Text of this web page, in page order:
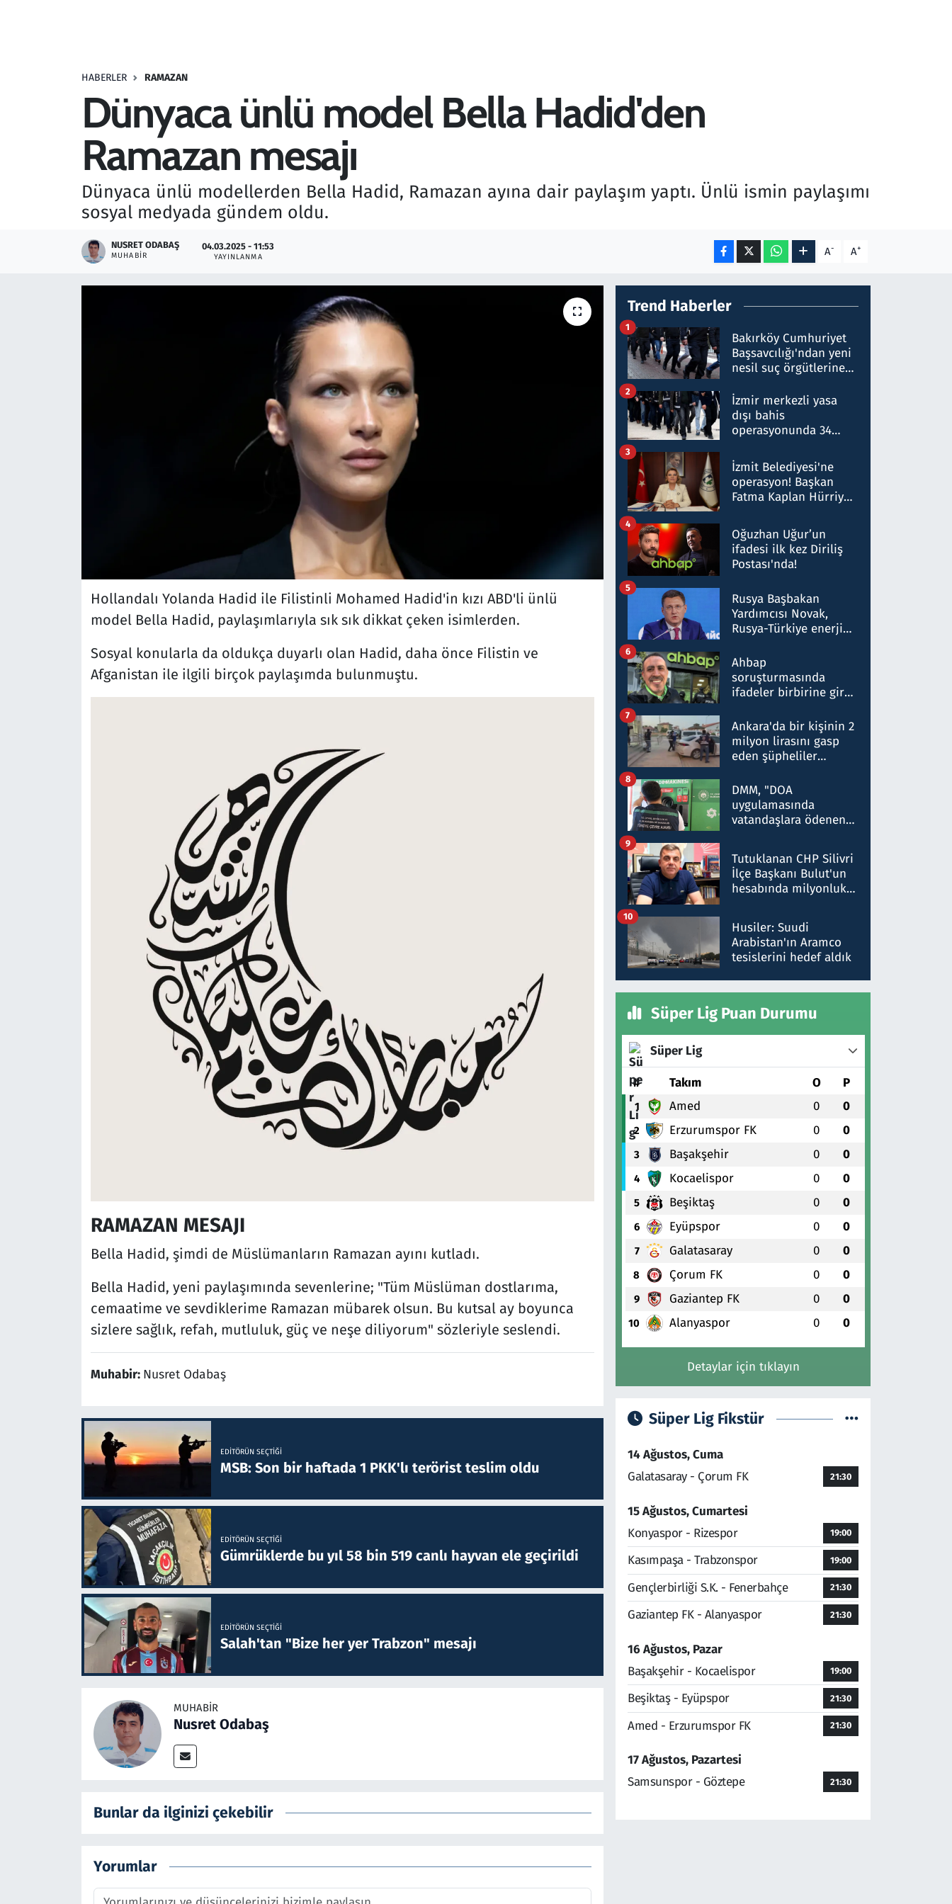
HABERLER RAMAZAN
Dünyaca ünlü model Bella Hadid'den
Ramazan mesajı
Dünyaca ünlü modellerden Bella Hadid, Ramazan ayına dair paylaşım yaptı. Ünlü ismin paylaşımı
sosyal medyada gündem oldu.
NUSRET ODABAŞ
MUHABIR
04.03.2025 - 11:53
YAYINLANMA A- A+
Hollandalı Yolanda Hadid ile Filistinli Mohamed Hadid'in kızı ABD'li ünlü
model Bella Hadid, paylaşımlarıyla sık sık dikkat çeken isimlerden.
Sosyal konularla da oldukça duyarlı olan Hadid, daha önce Filistin ve
Afganistan ile ilgili birçok paylaşımda bulunmuştu.
RAMAZAN MESAJI
Bella Hadid, şimdi de Müslümanların Ramazan ayını kutladı.
Bella Hadid, yeni paylaşımında sevenlerine; "Tüm Müslüman dostlarıma,
cemaatime ve sevdiklerime Ramazan mübarek olsun. Bu kutsal ay boyunca
sizlere sağlık, refah, mutluluk, güç ve neşe diliyorum" sözleriyle seslendi.
Muhabir: Nusret Odabaş
EDITÖRÜN SEÇTIĞI
MSB: Son bir haftada 1 PKK'lı terörist teslim oldu
EDITÖRÜN SEÇTIĞI
Gümrüklerde bu yıl 58 bin 519 canlı hayvan ele geçirildi
EDITÖRÜN SEÇTIĞI
Salah'tan "Bize her yer Trabzon" mesajı
MUHABIR
Nusret Odabaş
Bunlar da ilginizi çekebilir
Yorumlar
Trend Haberler
Bakırköy Cumhuriyet
Başsavcılığı'ndan yeni
nesil suç örgütlerine
hakkında gözaltı kararı
1
İzmir merkezli yasa
dışı bahis
operasyonunda 34
Milyar liralık para
trafiği tespit edildi
2
İzmit Belediyesi'ne
operasyon! Başkan
Fatma Kaplan Hürriyet
3
Oğuzhan Uğur’un
ifadesi ilk kez Diriliş
Postası'nda!
4
Rusya Başbakan
Yardımcısı Novak,
Rusya-Türkiye enerji
nitelikte olduğunu
belirtti
5
Ahbap
soruşturmasında
ifadeler birbirine girdi:
ifadelerinden ortaya
çıkan tablo şok etti
6
Ankara'da bir kişinin 2
milyon lirasını gasp
eden şüpheliler
7
DMM, "DOA
uygulamasında
vatandaşlara ödenen
düşürüldüğü" iddiasını
yalanladı
8
Tutuklanan CHP Silivri
İlçe Başkanı Bulut'un
hesabında milyonluk
talimat verdi, ben
gönderdim
9
Husiler: Suudi
Arabistan'ın Aramco
tesislerini hedef aldık
10
Süper Lig Puan Durumu
Süper Lig
# Takım O P
1 Amed 0 0
2 Erzurumspor FK 0 0
3 Başakşehir 0 0
4 Kocaelispor 0 0
5 Beşiktaş 0 0
6 Eyüpspor 0 0
7 Galatasaray 0 0
8 Çorum FK 0 0
9 Gaziantep FK 0 0
10 Alanyaspor 0 0
Detaylar için tıklayın
Süper Lig Fikstür
14 Ağustos, Cuma
Galatasaray - Çorum FK
21:30
15 Ağustos, Cumartesi
Konyaspor - Rizespor
19:00
Kasımpaşa - Trabzonspor 19:00
Gençlerbirliği S.K. - Fenerbahçe 21:30
Gaziantep FK - Alanyaspor 21:30
16 Ağustos, Pazar
Başakşehir - Kocaelispor
19:00
Beşiktaş - Eyüpspor 21:30
Amed - Erzurumspor FK 21:30
17 Ağustos, Pazartesi
Samsunspor - Göztepe
21:30
Savunma Sanayi
Teknoloji ve Bilim
Televizyon